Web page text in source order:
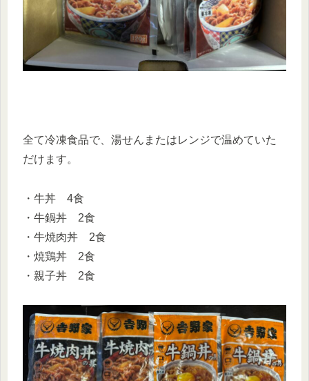
全て冷凍食品で、湯せんまたはレンジで温めていた
だけます。
・牛丼 4食
・牛鍋丼 2食
・牛焼肉丼 2食
・焼鶏丼 2食
・親子丼 2食